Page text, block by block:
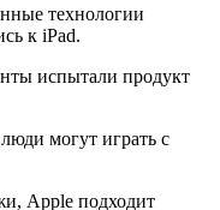
технологии
к iPad.
испытали продукт
могут играть с
Apple подходит